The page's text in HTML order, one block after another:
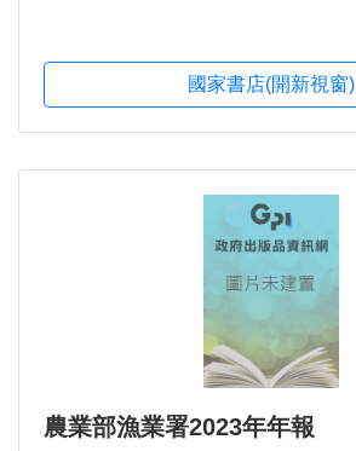
國家書店(開新視窗)
農業部漁業署2023年年報